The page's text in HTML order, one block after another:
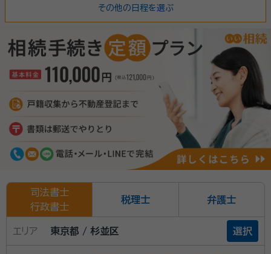
その他の日程を選ぶ
司法書士
行政書士
税理士 弁護士
エリア 東京都 / 杉並区 選択